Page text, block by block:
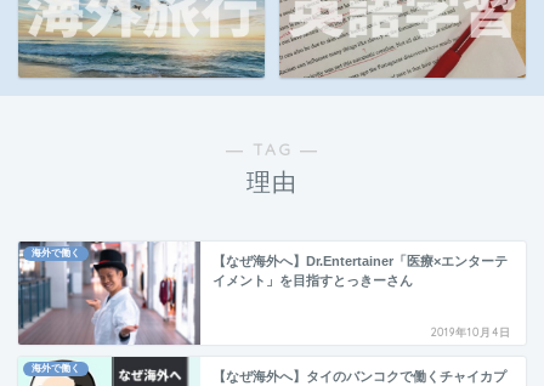
― TAG ―
理由
海外で働く
【なぜ海外へ】Dr.Entertainer「医療×エンターテ
イメント」を目指すとっきーさん
2019年10月4日
海外で働く
【なぜ海外へ】タイのバンコクで働くチャイカプ